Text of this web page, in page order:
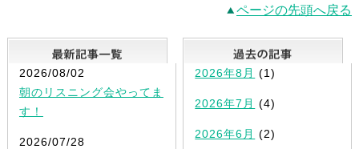
ページの先頭へ戻る
最新記事一覧
2026/08/02
朝のリスニング会やってま
す！
2026/07/28
2026年8月 (1)
2026年7月 (4)
2026年6月 (2)